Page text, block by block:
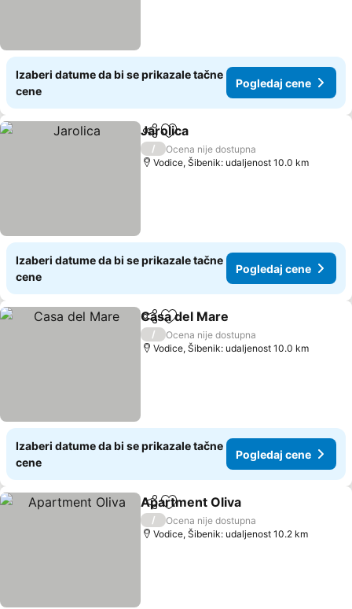
Izaberi datume da bi se prikazale tačne
cene
Pogledaj cene
Deli Dodati u favorite
Jarolica
/
Ocena nije dostupna
Vodice, Šibenik: udaljenost 10.0 km
Izaberi datume da bi se prikazale tačne
cene
Pogledaj cene
Deli Dodati u favorite
Casa del Mare
/
Ocena nije dostupna
Vodice, Šibenik: udaljenost 10.0 km
Izaberi datume da bi se prikazale tačne
cene
Pogledaj cene
Deli Dodati u favorite
Apartment Oliva
/
Ocena nije dostupna
Vodice, Šibenik: udaljenost 10.2 km